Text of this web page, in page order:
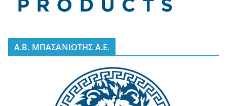
A.B. ΜΠΑΣΑΝΙΩΤΗΣ Α.Ε.